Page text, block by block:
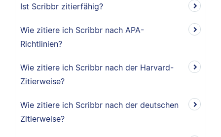
Ist Scribbr zitierfähig?
Wie zitiere ich Scribbr nach APA-
Richtlinien?
Wie zitiere ich Scribbr nach der Harvard-
Zitierweise?
Wie zitiere ich Scribbr nach der deutschen
Zitierweise?